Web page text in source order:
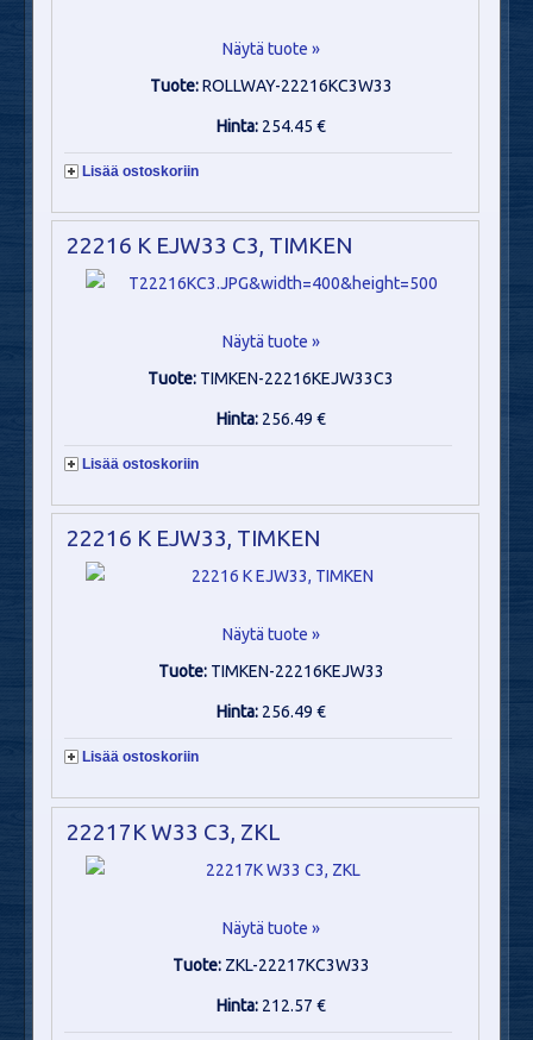
Näytä tuote »
Tuote:ROLLWAY-22216KC3W33
Hinta: 254.45 €
Lisää ostoskoriin
22216 K EJW33 C3, TIMKEN
Näytä tuote »
Tuote: TIMKEN-22216KEJW33C3
Hinta: 256.49 €
Lisää ostoskoriin
22216 K EJW33, TIMKEN
Näytä tuote »
Tuote: TIMKEN-22216KEJW33
Hinta: 256.49 €
Lisää ostoskoriin
22217K W33 C3, ZKL
Näytä tuote »
Tuote: ZKL-22217KC3W33
Hinta: 212.57 €